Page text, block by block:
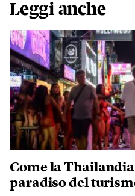
Leggi anche
Come la
paradiso del